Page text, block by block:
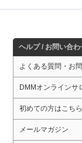
ヘルプ / お問い合わ
よくある質問・お
DMMオンラインサ
初めての方はこちら
メールマガジン